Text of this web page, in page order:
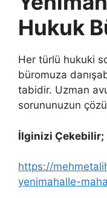
Hukuk
Her türlü hukuki
büromuza
tabidir. Uzman
sorununuzun
İlginizi Çekebilir;
https://
yenimahalle-